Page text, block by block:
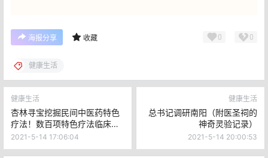
海报分享 收藏 0 0
健康生活
健康生活
杏林寻宝挖掘民间中医药特色
疗法！数百项特色疗法临床应
用惠及百姓
2021-5-14 17:06:04
健康生活
总书记调研南阳（附医圣祠的
神奇灵验记录）
2021-5-14 20:00:53